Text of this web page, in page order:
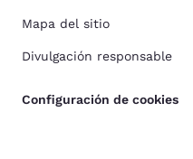
Mapa del sitio
Divulgación responsable
Configuración de cookies